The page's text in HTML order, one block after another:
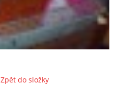
Zpět do složky